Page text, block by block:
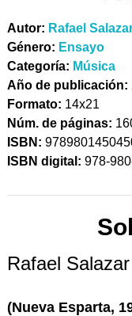
Autor: Rafael
Género: Ensayo
Categoría: Música
Año de publicación:
Formato: 14x21
Núm. de páginas:
ISBN:
ISBN digital: 978-
Rafael Salazar
(Nueva Esparta,